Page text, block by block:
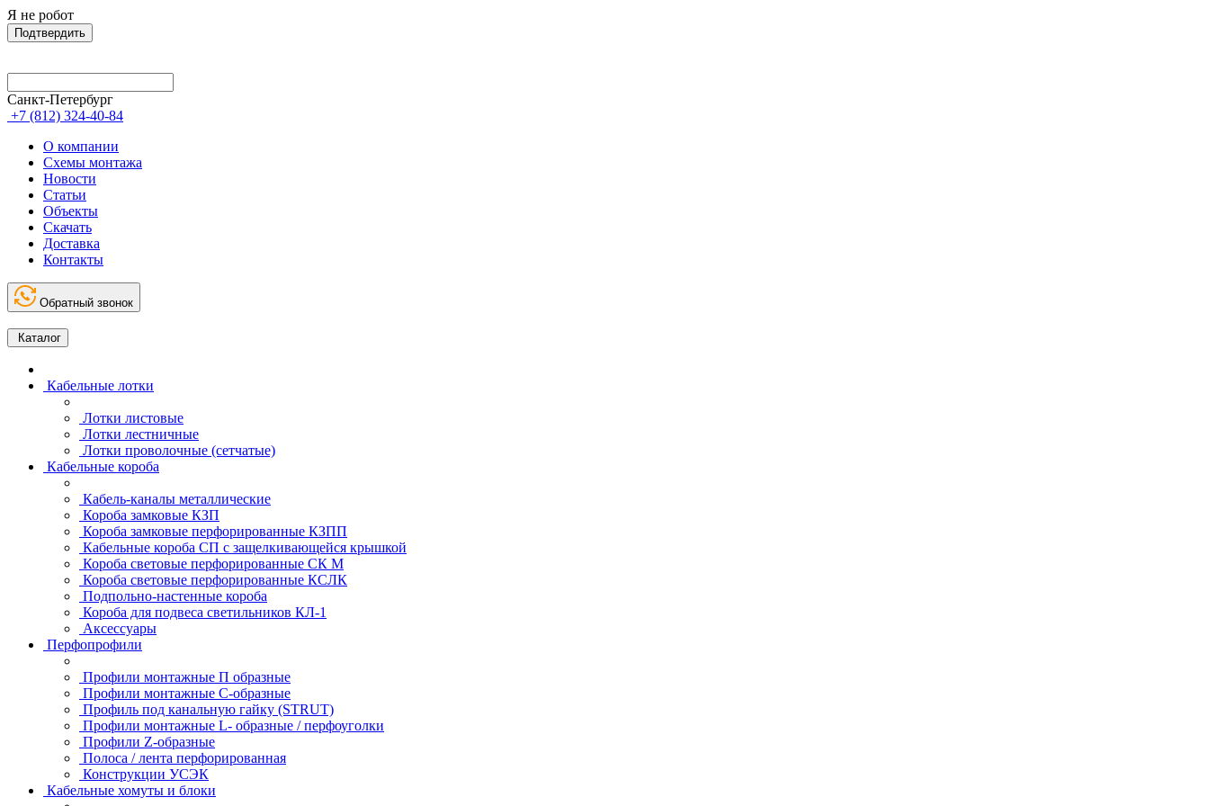
Я не робот
Подтвердить
Санкт-Петербург
+7 (812) 324-40-84
О компании
Схемы монтажа
Новости
Статьи
Объекты
Скачать
Доставка
Контакты
Обратный звонок
Каталог
Кабельные лотки
Лотки листовые
Лотки лестничные
Лотки проволочные (сетчатые)
Кабельные короба
Кабель-каналы металлические
Короба замковые КЗП
Короба замковые перфорированные КЗПП
Кабельные короба СП с защелкивающейся крышкой
Короба световые перфорированные СК М
Короба световые перфорированные КСЛК
Подпольно-настенные короба
Короба для подвеса светильников КЛ-1
Аксессуары
Перфопрофили
Профили монтажные П образные
Профили монтажные C-образные
Профиль под канальную гайку (STRUT)
Профили монтажные L- образные / перфоуголки
Профили Z-образные
Полоса / лента перфорированная
Конструкции УСЭК
Кабельные хомуты и блоки